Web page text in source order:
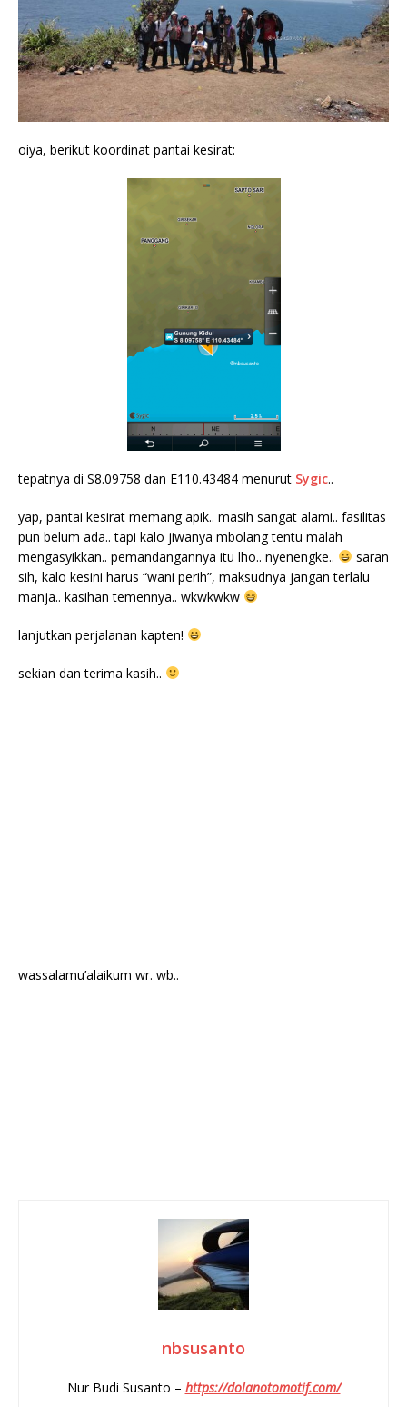
oiya, berikut koordinat pantai kesirat:
tepatnya di S8.09758 dan E110.43484 menurut Sygic..
yap, pantai kesirat memang apik.. masih sangat alami.. fasilitas
pun belum ada.. tapi kalo jiwanya mbolang tentu malah
mengasyikkan.. pemandangannya itu lho.. nyenengke..
saran
sih, kalo kesini harus “wani perih”, maksudnya jangan terlalu
manja.. kasihan temennya.. wkwkwkw
lanjutkan perjalanan kapten!
sekian dan terima kasih..
wassalamu’alaikum wr. wb..
nbsusanto
Nur Budi Susanto – https://dolanotomotif.com/